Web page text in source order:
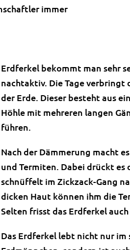
immer
Erdferkel bekommt man sehr
nachtaktiv. Die Tage verbringt
der Erde. Dieser besteht aus
Höhle mit mehreren langen
führen.
Nach der Dämmerung macht
und Termiten. Dabei drückt es
schnüffelt im Zickzack-Gang
dicken Haut können ihm die
Selten frisst das Erdferkel
Das Erdferkel lebt nicht nur